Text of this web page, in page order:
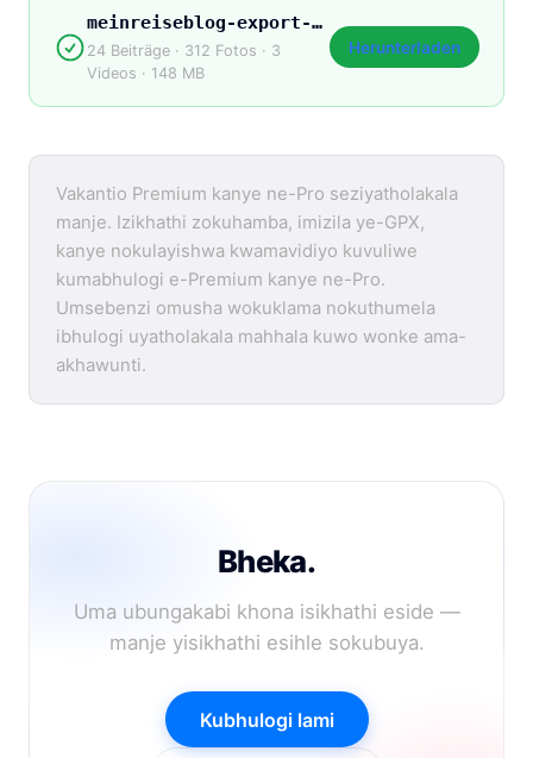
meinreiseblog-export-2026.zip
24 Beiträge · 312 Fotos · 3
Videos · 148 MB
Herunterladen
Vakantio Premium kanye ne-Pro seziyatholakala
manje. Izikhathi zokuhamba, imizila ye-GPX,
kanye nokulayishwa kwamavidiyo kuvuliwe
kumabhulogi e-Premium kanye ne-Pro.
Umsebenzi omusha wokuklama nokuthumela
ibhulogi uyatholakala mahhala kuwo wonke ama-
akhawunti.
Bheka.
Uma ubungakabi khona isikhathi eside —
manje yisikhathi esihle sokubuya.
Kubhulogi lami